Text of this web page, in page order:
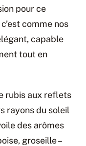
pour ce
comme nos
capable
tout en
rubis aux reflets
rayons du soleil
des arômes
groseille –